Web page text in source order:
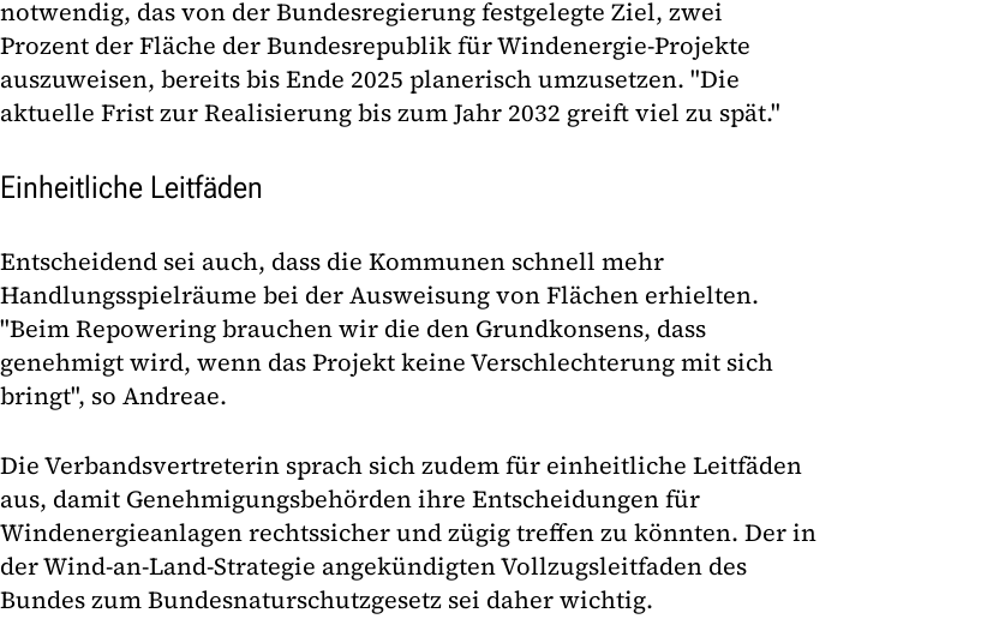
notwendig, das von der Bundesregierung festgelegte Ziel, zwei
Prozent der Fläche der Bundesrepublik für Windenergie-Projekte
auszuweisen, bereits bis Ende 2025 planerisch umzusetzen. "Die
aktuelle Frist zur Realisierung bis zum Jahr 2032 greift viel zu spät."
Einheitliche Leitfäden
Entscheidend sei auch, dass die Kommunen schnell mehr
Handlungsspielräume bei der Ausweisung von Flächen erhielten.
"Beim Repowering brauchen wir die den Grundkonsens, dass
genehmigt wird, wenn das Projekt keine Verschlechterung mit sich
bringt", so Andreae.
Die Verbandsvertreterin sprach sich zudem für einheitliche Leitfäden
aus, damit Genehmigungsbehörden ihre Entscheidungen für
Windenergieanlagen rechtssicher und zügig treffen zu könnten. Der in
der Wind-an-Land-Strategie angekündigten Vollzugsleitfaden des
Bundes zum Bundesnaturschutzgesetz sei daher wichtig.